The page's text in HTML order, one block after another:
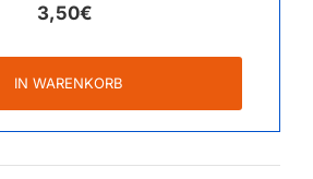
3,50€
IN WARENKORB